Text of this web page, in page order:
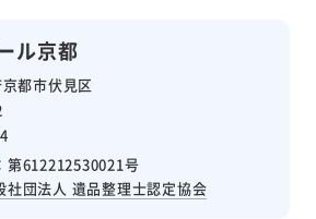
ル京都
都市伏見区
第612212530021号
社団法人 遺品整理士認定協会